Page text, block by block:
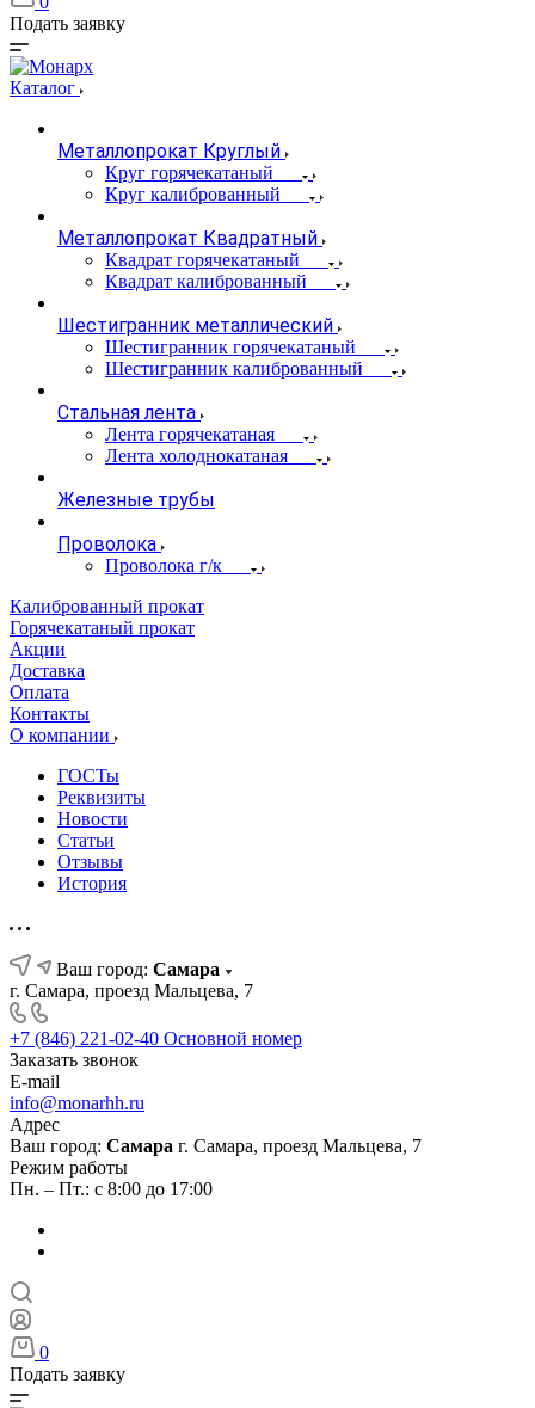
Подать заявку
Каталог
Металлопрокат Круглый
Круг горячекатаный
Круг калиброванный
Металлопрокат Квадратный
Квадрат горячекатаный
Квадрат калиброванный
Шестигранник металлический
Шестигранник горячекатаный
Шестигранник калиброванный
Стальная лента
Лента горячекатаная
Лента холоднокатаная
Железные трубы
Проволока
Проволока г/к
Калиброванный прокат
Горячекатаный прокат
Акции
Доставка
Оплата
Контакты
О компании
ГОСТы
Реквизиты
Новости
Статьи
Отзывы
История
Ваш город: Самара
г. Самара, проезд Мальцева, 7
+7 (846) 221-02-40 Основной номер
Заказать звонок
E-mail
info@monarhh.ru
Адрес
Ваш город: Самара г. Самара, проезд Мальцева, 7
Режим работы
Пн. – Пт.: с 8:00 до 17:00
0
Подать заявку